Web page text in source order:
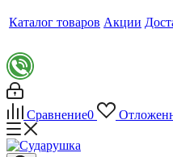
Каталог товаров Акции
Сравнение0